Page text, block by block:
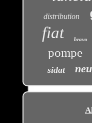
distribution
fiat bravo
pompe
sidat